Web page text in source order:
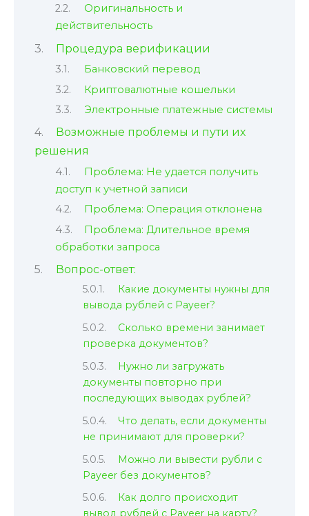
Оригинальность и
действительность
Процедура верификации
Банковский перевод
Криптовалютные кошельки
Электронные платежные системы
Возможные проблемы и пути их
решения
Проблема: Не удается получить
доступ к учетной записи
Проблема: Операция отклонена
Проблема: Длительное время
обработки запроса
Вопрос-ответ:
Какие документы нужны для
вывода рублей с Payeer?
Сколько времени занимает
проверка документов?
Нужно ли загружать
документы повторно при
последующих выводах рублей?
Что делать, если документы
не принимают для проверки?
Можно ли вывести рубли с
Payeer без документов?
Как долго происходит
вывод рублей с Payeer на карту?